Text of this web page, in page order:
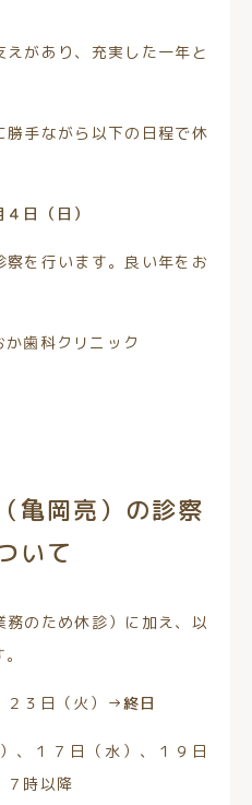
があり、充実した一年と
手ながら以下の日程で休
日（日）
を行います。良い年をお
歯科クリニック
亀岡亮）の診察
いて
のため休診）に加え、以
２３日（火）→終日
、１７日（水）、１９日
７時以降